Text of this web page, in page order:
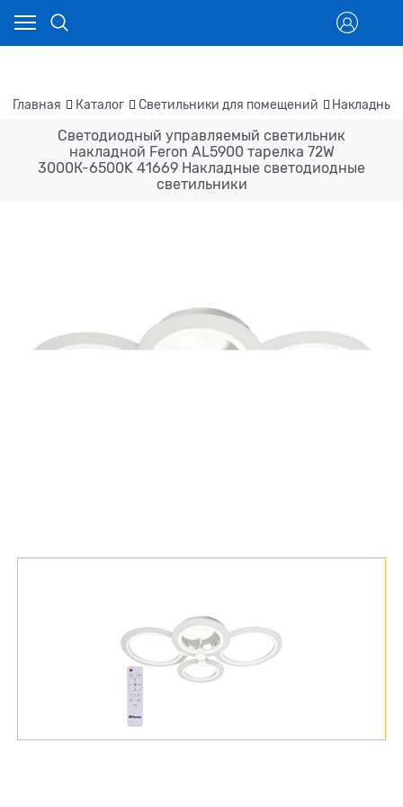
Главная Каталог Светильники для помещений
Светодиодный управляемый светильник
накладной Feron AL5900 тарелка 72W
3000К-6500K 41669 Накладные светодиодные
светильники